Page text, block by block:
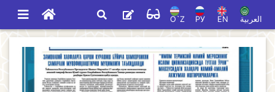
O`Z РУ EN العربية